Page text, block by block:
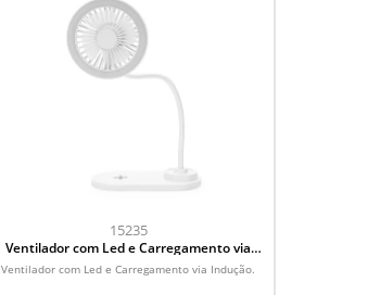
15235
Ventilador com Led e Carregamento via
Indução
Ventilador com Led e Carregamento via Indução.